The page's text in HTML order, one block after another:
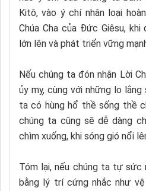
Kitô, vào ý chí nhân loại
Chúa Cha của Đức Giêsu,
lớn lên và phát triển vững
Nếu chúng ta đón nhận Lời
ủy mỵ, cùng với những lo
ta có hùng hổ thề sống thề
chúng ta cũng sẽ dễ dàng
chìm xuống, khi sóng gió nổi
Tóm lại, nếu chúng ta tự sức
bằng lý trí cứng nhắc như